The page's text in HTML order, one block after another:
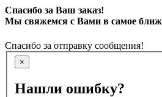
Спасибо за Ваш заказ!
Мы свяжемся с Вами в самое
Спасибо за отправку сообщения!
×
Нашли ошибку?